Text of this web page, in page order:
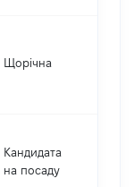
Щорічна
Кандидата
на посаду